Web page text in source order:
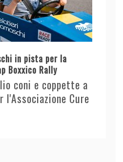
in pista per la
Boxxico Rally
coni e coppette a
Cure